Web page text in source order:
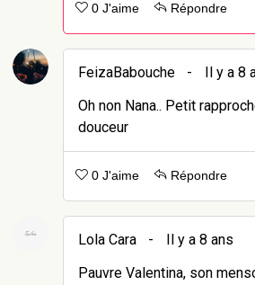
0 J'aime Répondre
FeizaBabouche -
Il y a 8
Oh non Nana.. Petit rapprochement tout en
douceur
0 J'aime Répondre
Lola Cara -
Il y a 8 ans
Pauvre Valentina, son